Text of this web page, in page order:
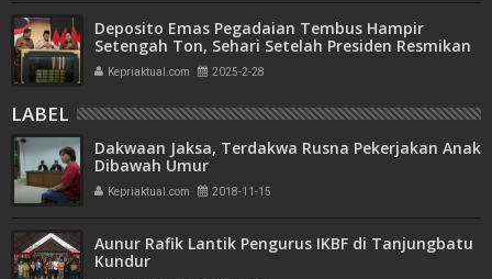
Deposito Emas Pegadaian Tembus Hampir
Setengah Ton, Sehari Setelah Presiden Resmikan
Bank Emas
Kepriaktual.com 2025-2-28
LABEL
Dakwaan Jaksa, Terdakwa Rusna Pekerjakan Anak
Dibawah Umur
Kepriaktual.com 2018-11-15
Aunur Rafik Lantik Pengurus IKBF di Tanjungbatu
Kundur